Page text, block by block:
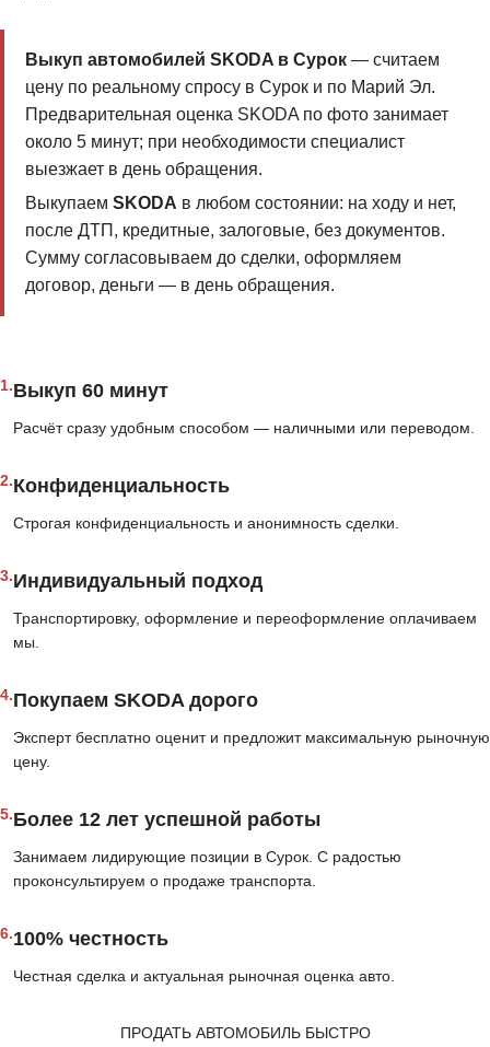
Выкуп автомобилей SKODA в Сурок— считаем
цену по реальному спросу в Сурок и по Марий Эл.
Предварительная оценка SKODA по фото занимает
около 5 минут; при необходимости специалист
выезжает в день обращения.
Выкупаем SKODA в любом состоянии: на ходу и нет,
после ДТП, кредитные, залоговые, без документов.
Сумму согласовываем до сделки, оформляем
договор, деньги — в день обращения.
1.Выкуп 60 минут
Расчёт сразу удобным способом — наличными или переводом.
2.Конфиденциальность
Строгая конфиденциальность и анонимность сделки.
3.Индивидуальный подход
Транспортировку, оформление и переоформление оплачиваем
мы.
4.Покупаем SKODA дорого
Эксперт бесплатно оценит и предложит максимальную рыночную
цену.
5.Более 12 лет успешной работы
Занимаем лидирующие позиции в Сурок. С радостью
проконсультируем о продаже транспорта.
6.100% честность
Честная сделка и актуальная рыночная оценка авто.
ПРОДАТЬ АВТОМОБИЛЬ БЫСТРО